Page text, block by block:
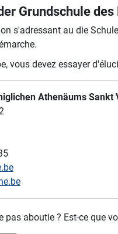
Grundschule
s'adressant au die
vous devez essayer
Athenäums Sankt
pas aboutie ? Est-ce que